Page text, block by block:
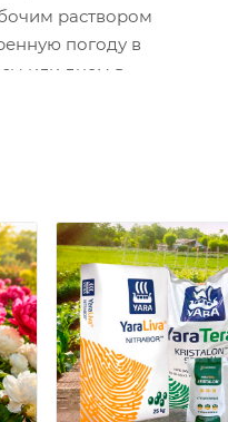
раствором
погоду в
или днем в
погоду,
некорневая
л/25 кг. Обработка
г/10 л воды, расход
подкормка.